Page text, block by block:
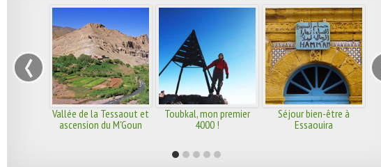
Vallée de la Tessaout et
ascension du M'Goun
Toubkal, mon premier
4000 !
Séjour bien-être à
Essaouira
‹